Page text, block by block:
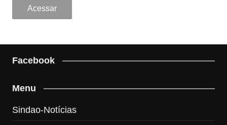
Facebook
Menu
Sindao-Notícias